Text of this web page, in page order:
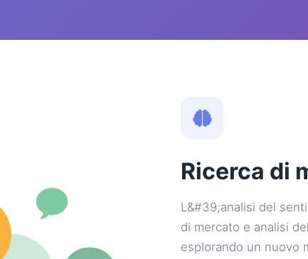
Ricerca di
L&#39;analisi del
di mercato e analisi
esplorando un nuovo